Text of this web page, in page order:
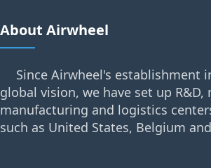
About Airwheel
Since Airwheel's establishment
global vision, we have set up R&D,
manufacturing and logistics
such as United States, Belgium